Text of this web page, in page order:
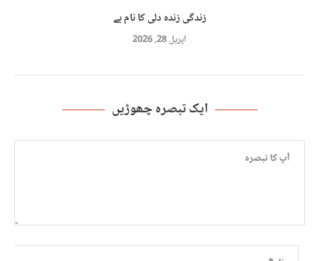
زندگی زندہ دلی کا نام ہے
اپریل 28, 2026
ایک تبصرہ چھوڑیں